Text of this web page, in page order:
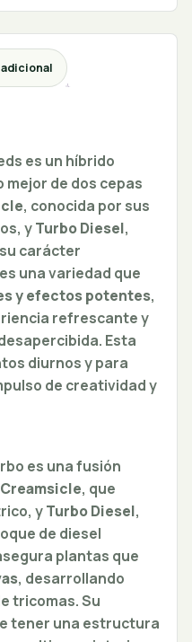
es un híbrido
de dos cepas
, conocida por sus
yTurbo Diesel,
carácter
una variedad que
y efectos potentes,
refrescante y
Esta
diurnos y para
de creatividad y
es una fusión
, que
yTurbo Diesel,
de diesel
plantas que
, desarrollando
tricomas. Su
tener una estructura